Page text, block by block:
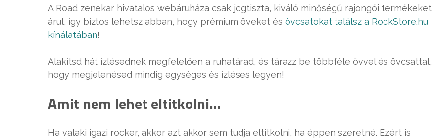
A Road zenekar hivatalos webáruháza csak jogtiszta, kiváló minőségű rajongói termékeket
árul, így biztos lehetsz abban, hogy prémium öveket és övcsatokat találsz a RockStore.hu
kínálatában!
Alakítsd hát ízlésednek megfelelően a ruhatárad, és tárazz be többféle övvel és övcsattal,
hogy megjelenésed mindig egységes és ízléses legyen!
Amit nem lehet eltitkolni…
Ha valaki igazi rocker, akkor azt akkor sem tudja eltitkolni, ha éppen szeretné. Ezért is